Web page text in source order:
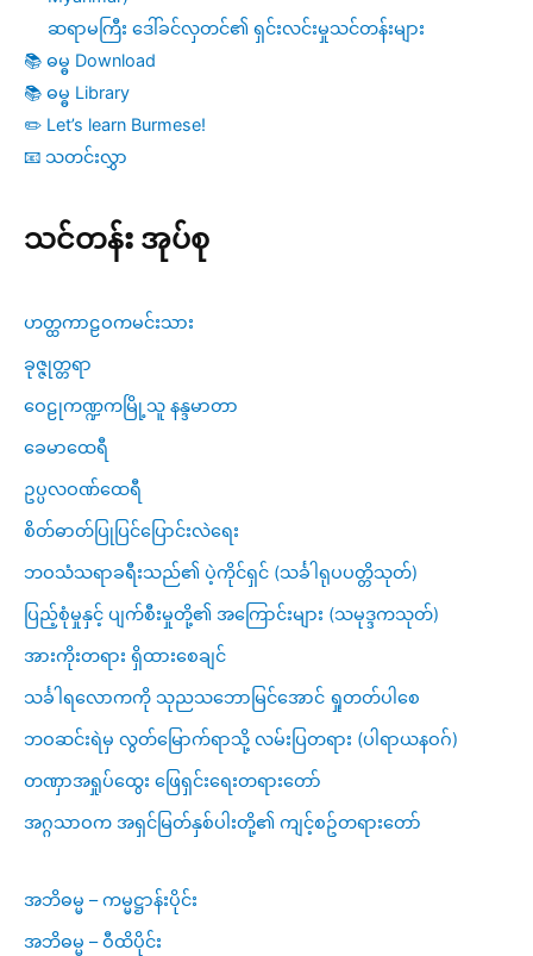
ဆရာမကြီး ဒေါ်ခင်လှတင်၏ ရှင်းလင်းမှုသင်တန်းများ
📚 ဓမ္ဓ Download
📚 ဓမ္ဓ Library
✏️ Let’s learn Burmese!
📧 သတင်းလွှာ
သင်တန်း အုပ်စု
ဟတ္ထကာဠဝကမင်းသား
ခုဇ္ဇုတ္တရာ
ဝေဠုကဏ္ဍကမြို့သူ နန္ဒမာတာ
ခေမာထေရီ
ဥပ္ပလဝဏ်ထေရီ
စိတ်ဓာတ်ပြုပြင်ပြောင်းလဲရေး
ဘဝသံသရာခရီးသည်၏ ပဲ့ကိုင်ရှင် (သင်္ခါရုပပတ္တိသုတ်)
ပြည့်စုံမှုနှင့် ပျက်စီးမှုတို့၏ အကြောင်းများ (သမုဒ္ဒကသုတ်)
အားကိုးတရား ရှိထားစေချင်
သင်္ခါရလောကကို သုညသဘောမြင်အောင် ရှုတတ်ပါစေ
ဘဝဆင်းရဲမှ လွတ်မြောက်ရာသို့ လမ်းပြတရား (ပါရာယနဝဂ်)
တဏှာအရှုပ်ထွေး ဖြေရှင်းရေးတရားတော်
အဂ္ဂသာဝက အရှင်မြတ်နှစ်ပါးတို့၏ ကျင့်စဥ်တရားတော်
အဘိဓမ္မ – ကမ္မဋ္ဌာန်းပိုင်း
အဘိဓမ္မ – ဝီထိပိုင်း